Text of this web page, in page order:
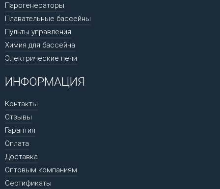
Парогенераторы
Плавательные бассейны
Пульты управления
Химия для бассейна
Электрические печи
ИНФОРМАЦИЯ
Контакты
Отзывы
Гарантия
Оплата
Доставка
Оптовым компаниям
Сертификаты